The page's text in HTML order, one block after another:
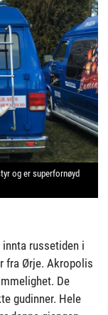
og er superfornøyd
russetiden i
fra Ørje. Akropolis
De
gudinner. Hele